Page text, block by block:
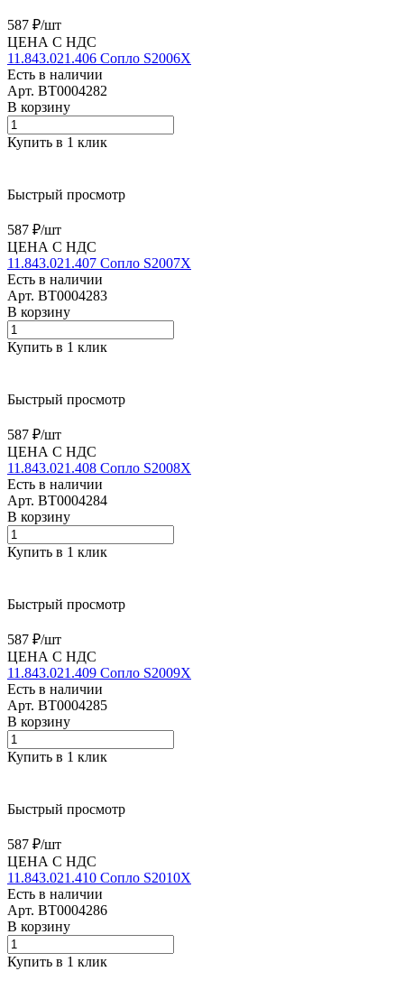
587 ₽/шт
ЦЕНА С НДС
11.843.021.406 Сопло S2006X
Есть в наличии
Арт. BT0004282
В корзину
Купить в 1 клик
Быстрый просмотр
587 ₽/шт
ЦЕНА С НДС
11.843.021.407 Сопло S2007X
Есть в наличии
Арт. BT0004283
В корзину
Купить в 1 клик
Быстрый просмотр
587 ₽/шт
ЦЕНА С НДС
11.843.021.408 Сопло S2008X
Есть в наличии
Арт. BT0004284
В корзину
Купить в 1 клик
Быстрый просмотр
587 ₽/шт
ЦЕНА С НДС
11.843.021.409 Сопло S2009X
Есть в наличии
Арт. BT0004285
В корзину
Купить в 1 клик
Быстрый просмотр
587 ₽/шт
ЦЕНА С НДС
11.843.021.410 Сопло S2010X
Есть в наличии
Арт. BT0004286
В корзину
Купить в 1 клик